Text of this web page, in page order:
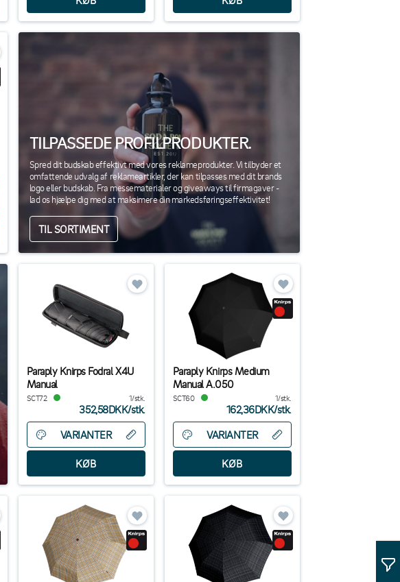
TILPASSEDE PROFILPRODUKTER.
Spred dit budskab effektivt med vores reklameprodukter. Vi tilbyder et
omfattende udvalg af reklameartikler, der kan tilpasses med dit brands
logo eller budskab. Fra messematerialer og giveaways til firmagaver -
lad os hjælpe dig med at maksimere din markedsføringseffektivitet!
TIL SORTIMENT
Paraply Knirps Fodral X4U
Manual
SCT72 1/stk.
352,58DKK/stk.
VARIANTER
Paraply Knirps Medium
Manual A.050
SCT60 1/stk.
162,36DKK/stk.
VARIANTER